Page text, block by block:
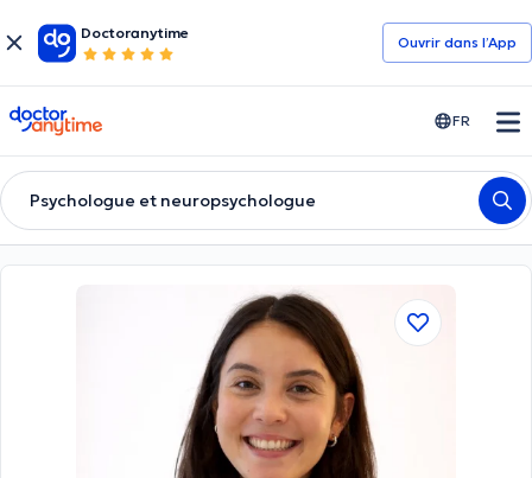
Doctoranytime
Ouvrir dans l’App
doctoranytime FR
Psychologue et neuropsychologue